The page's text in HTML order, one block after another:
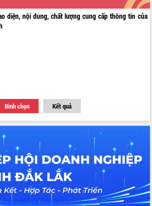
diện, nội dung, chất lượng cung cấp thông tin của
Bình chọn Kết quả